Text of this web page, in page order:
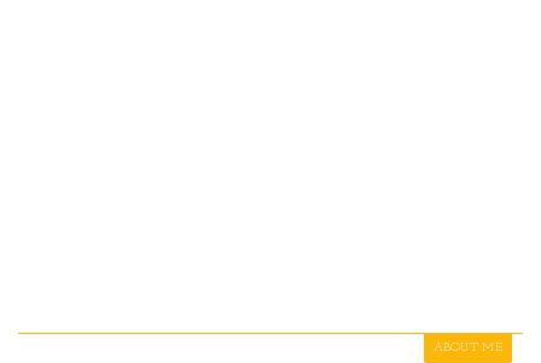
ABOUT ME